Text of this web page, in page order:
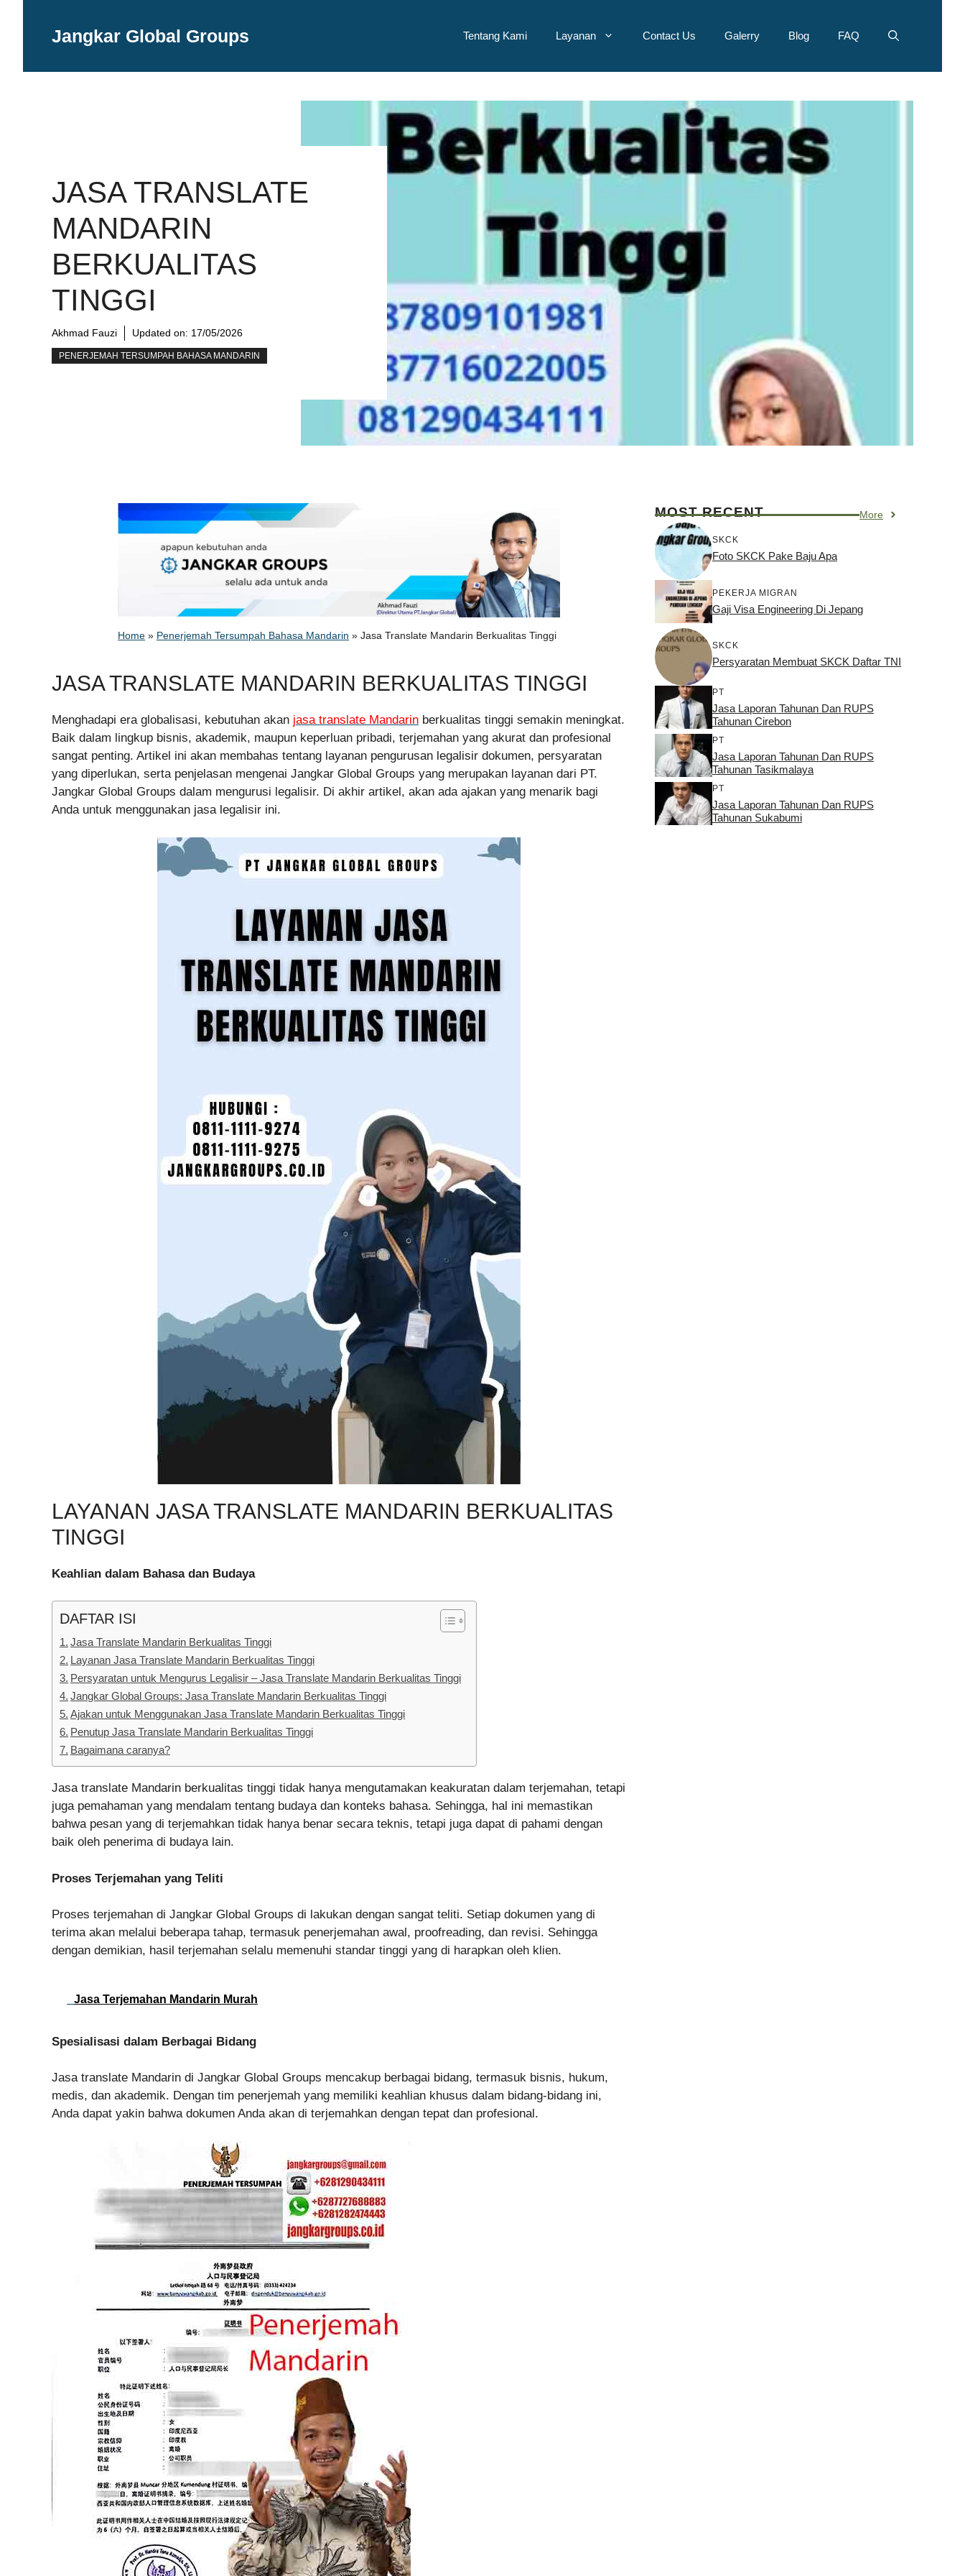
Jangkar Global Groups Tentang Kami Layanan Contact Us Galerry Blog FAQ
JASA TRANSLATE
MANDARIN
BERKUALITAS
TINGGI
Akhmad Fauzi Updated on: 17/05/2026
PENERJEMAH TERSUMPAH BAHASA MANDARIN
Home » Penerjemah Tersumpah Bahasa Mandarin » Jasa Translate Mandarin Berkualitas Tinggi
JASA TRANSLATE MANDARIN BERKUALITAS TINGGI
Menghadapi era globalisasi, kebutuhan akan jasa translate Mandarin berkualitas tinggi semakin meningkat.
Baik dalam lingkup bisnis, akademik, maupun keperluan pribadi, terjemahan yang akurat dan profesional
sangat penting. Artikel ini akan membahas tentang layanan pengurusan legalisir dokumen, persyaratan
yang diperlukan, serta penjelasan mengenai Jangkar Global Groups yang merupakan layanan dari PT.
Jangkar Global Groups dalam mengurusi legalisir. Di akhir artikel, akan ada ajakan yang menarik bagi
Anda untuk menggunakan jasa legalisir ini.
LAYANAN JASA TRANSLATE MANDARIN BERKUALITAS
TINGGI
Keahlian dalam Bahasa dan Budaya
DAFTAR ISI
Jasa Translate Mandarin Berkualitas Tinggi
Layanan Jasa Translate Mandarin Berkualitas Tinggi
Persyaratan untuk Mengurus Legalisir – Jasa Translate Mandarin Berkualitas Tinggi
Jangkar Global Groups: Jasa Translate Mandarin Berkualitas Tinggi
Ajakan untuk Menggunakan Jasa Translate Mandarin Berkualitas Tinggi
Penutup Jasa Translate Mandarin Berkualitas Tinggi
Bagaimana caranya?
Jasa translate Mandarin berkualitas tinggi tidak hanya mengutamakan keakuratan dalam terjemahan, tetapi
juga pemahaman yang mendalam tentang budaya dan konteks bahasa. Sehingga, hal ini memastikan
bahwa pesan yang di terjemahkan tidak hanya benar secara teknis, tetapi juga dapat di pahami dengan
baik oleh penerima di budaya lain.
Proses Terjemahan yang Teliti
Proses terjemahan di Jangkar Global Groups di lakukan dengan sangat teliti. Setiap dokumen yang di
terima akan melalui beberapa tahap, termasuk penerjemahan awal, proofreading, dan revisi. Sehingga
dengan demikian, hasil terjemahan selalu memenuhi standar tinggi yang di harapkan oleh klien.
Jasa Terjemahan Mandarin Murah
Spesialisasi dalam Berbagai Bidang
Jasa translate Mandarin di Jangkar Global Groups mencakup berbagai bidang, termasuk bisnis, hukum,
medis, dan akademik. Dengan tim penerjemah yang memiliki keahlian khusus dalam bidang-bidang ini,
Anda dapat yakin bahwa dokumen Anda akan di terjemahkan dengan tepat dan profesional.
MOST RECENT More
SKCK
Foto SKCK Pake Baju Apa
PEKERJA MIGRAN
Gaji Visa Engineering Di Jepang
SKCK
Persyaratan Membuat SKCK Daftar TNI
PT
Jasa Laporan Tahunan Dan RUPS
Tahunan Cirebon
PT
Jasa Laporan Tahunan Dan RUPS
Tahunan Tasikmalaya
PT
Jasa Laporan Tahunan Dan RUPS
Tahunan Sukabumi